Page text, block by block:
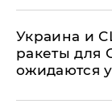
Украина и
ракеты для
ожидаются